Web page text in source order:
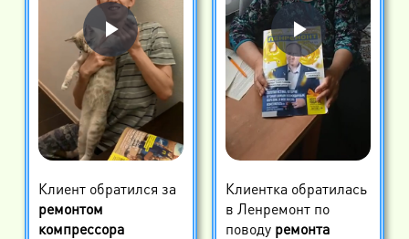
Клиент обратился за
ремонтом
компрессора
Клиентка обратилась
в Ленремонт по
поводу ремонта